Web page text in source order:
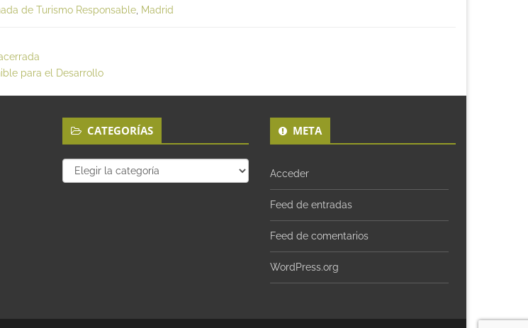
de Turismo Responsable Madrid
para el Desarrollo
CATEGORÍAS
Categorías
META
Acceder
Feed de entradas
Feed de comentarios
WordPress.org